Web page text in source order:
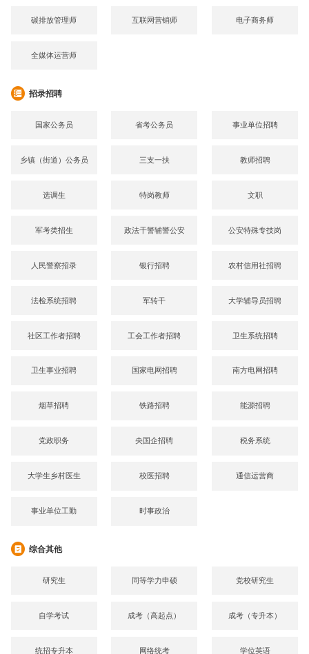
碳排放管理师 互联网营销师 电子商务师
全媒体运营师
招录招聘
国家公务员 省考公务员 事业单位招聘
乡镇（街道）公务员 三支一扶 教师招聘
选调生 特岗教师 文职
军考类招生 政法干警辅警公安 公安特殊专技岗
人民警察招录 银行招聘 农村信用社招聘
法检系统招聘 军转干 大学辅导员招聘
社区工作者招聘 工会工作者招聘 卫生系统招聘
卫生事业招聘 国家电网招聘 南方电网招聘
烟草招聘 铁路招聘 能源招聘
党政职务 央国企招聘 税务系统
大学生乡村医生 校医招聘 通信运营商
事业单位工勤 时事政治
综合其他
研究生 同等学力申硕 党校研究生
自学考试 成考（高起点） 成考（专升本）
统招专升本 网络统考 学位英语